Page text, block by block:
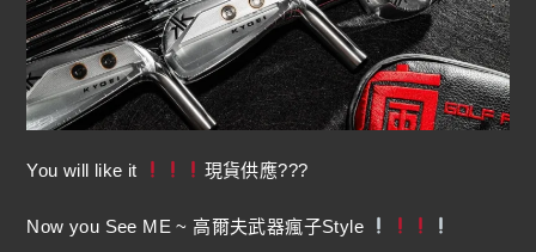
You will like it 現貨供應???
Now you See ME ~ 高爾夫武器瘋子Style